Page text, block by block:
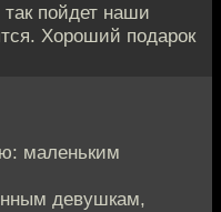
пойдет наши
Хороший подарок
маленьким
девушкам,